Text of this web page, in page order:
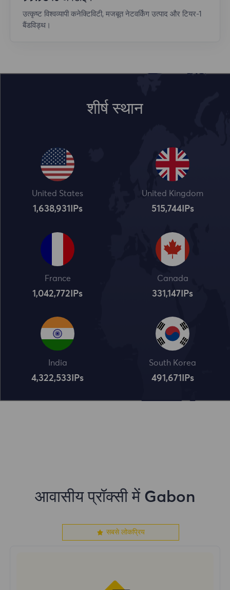
उत्कृष्ट विश्वव्यापी कनेक्टिविटी, मजबूत नेटवर्किंग उत्पाद और टियर-1
बैंडविड्थ।
शीर्ष स्थान
United States
1,638,932 IPs
United Kingdom
515,745IPs
France
1,042,773 IPs
Canada
331,148 IPs
India
4,322,534 IPs
South Korea
491,672 IPs
आवासीय प्रॉक्सी में Gabon
सबसे लोकप्रिय